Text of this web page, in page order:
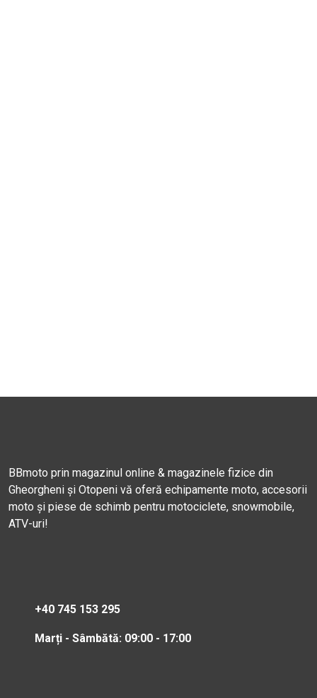
BBmoto prin magazinul online & magazinele fizice din
Gheorgheni și Otopeni vă oferă echipamente moto, accesorii
moto și piese de schimb pentru motociclete, snowmobile,
ATV-uri!
+40 745 153 295
Marți - Sâmbătă: 09:00 - 17:00